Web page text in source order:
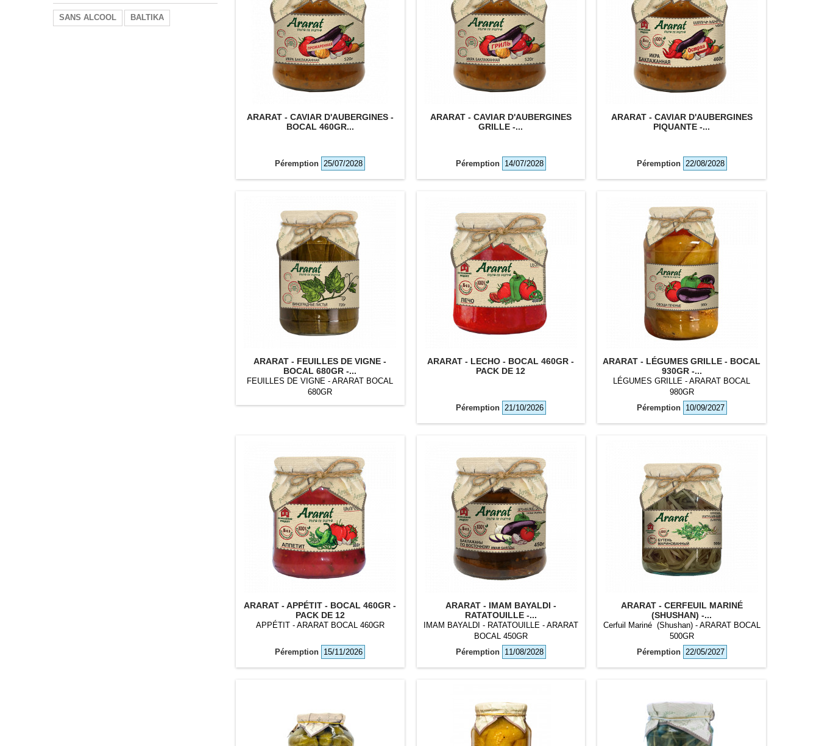
SANS ALCOOL BALTIKA
ARARAT - CAVIAR D'AUBERGINES -
BOCAL 460GR...
Péremption 25/07/2028
ARARAT - CAVIAR D'AUBERGINES
GRILLE -...
Péremption 14/07/2028
ARARAT - CAVIAR D'AUBERGINES
PIQUANTE -...
Péremption 22/08/2028
ARARAT - FEUILLES DE VIGNE -
BOCAL 680GR -...
FEUILLES DE VIGNE - ARARAT BOCAL
680GR
ARARAT - LECHO - BOCAL 460GR -
PACK DE 12
Péremption 21/10/2026
ARARAT - LÉGUMES GRILLE - BOCAL
930GR -...
LÉGUMES GRILLE - ARARAT BOCAL
980GR
Péremption
10/09/2027
ARARAT - APPÉTIT - BOCAL 460GR -
PACK DE 12
APPÉTIT - ARARAT BOCAL 460GR
Péremption 15/11/2026
ARARAT - IMAM BAYALDI -
RATATOUILLE -...
IMAM BAYALDI - RATATOUILLE - ARARAT
BOCAL 450GR
Péremption
11/08/2028
ARARAT - CERFEUIL MARINÉ
(SHUSHAN) -...
Cerfuil Mariné (Shushan) - ARARAT BOCAL
500GR
Péremption 22/05/2027